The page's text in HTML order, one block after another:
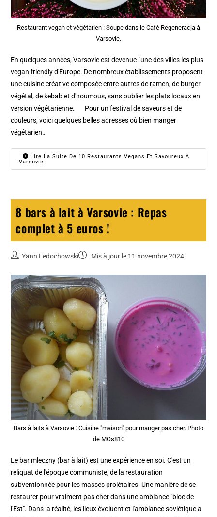
Restaurant vegan et végétarien : Soupe dans le Café Regeneracja à
Varsovie.
En quelques années, Varsovie est devenue l'une des villes les plus
vegan friendly d'Europe. De nombreux établissements proposent
une cuisine créative composée entre autres de ramen, de burger
végétal, de kebab et d'houmous, sans oublier les plats locaux en
version végétarienne. Pour un festival de saveurs et de
couleurs, voici quelques belles adresses où bien manger
végétarien…
Lire La Suite De 10 Restaurants Vegans Et Savoureux À
Varsovie !
8 bars à lait à Varsovie : Repas
complet à 5 euros !
Yann Ledochowski Mis à jour le 11 novembre 2024
Bars à laits à Varsovie : Cuisine "maison" pour manger pas cher. Photo
de MOs810
Le bar mleczny (bar à lait) est une expérience en soi. C'est un
reliquat de l'époque communiste, de la restauration
subventionnée pour les masses prolétaires. Une manière de se
restaurer pour vraiment pas cher dans une ambiance "bloc de
l'Est". Dans la réalité, les lieux évoluent et l'ambiance soviétique a